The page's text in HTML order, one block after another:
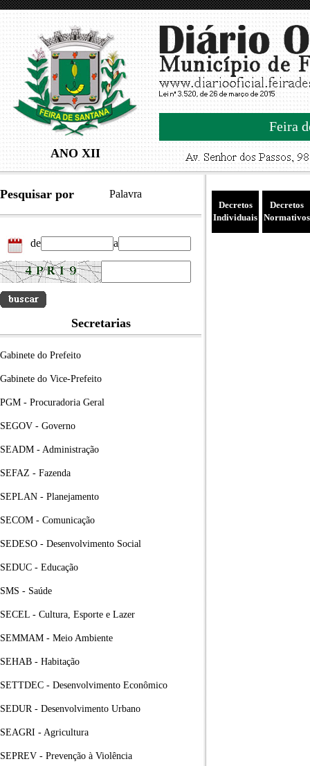
ANO XII
Feira
Pesquisar por Palavra
de a
Secretarias
Gabinete do Prefeito
Gabinete do Vice-Prefeito
PGM - Procuradoria Geral
SEGOV - Governo
SEADM - Administração
SEFAZ - Fazenda
SEPLAN - Planejamento
SECOM - Comunicação
SEDESO - Desenvolvimento Social
SEDUC - Educação
SMS - Saúde
SECEL - Cultura, Esporte e Lazer
SEMMAM - Meio Ambiente
SEHAB - Habitação
SETTDEC - Desenvolvimento Econômico
SEDUR - Desenvolvimento Urbano
SEAGRI - Agricultura
SEPREV - Prevenção à Violência
Decretos
Individuais
Decretos
Normativos